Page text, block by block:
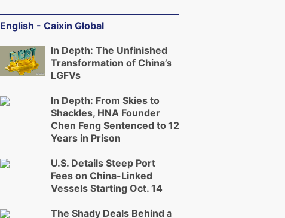
English - Caixin Global
In Depth: The Unfinished
Transformation of China’s
LGFVs
In Depth: From Skies to
Shackles, HNA Founder
Chen Feng Sentenced to 12
Years in Prison
U.S. Details Steep Port
Fees on China-Linked
Vessels Starting Oct. 14
The Shady Deals Behind a